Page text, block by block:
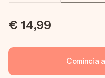
€ 14,99
Comincia